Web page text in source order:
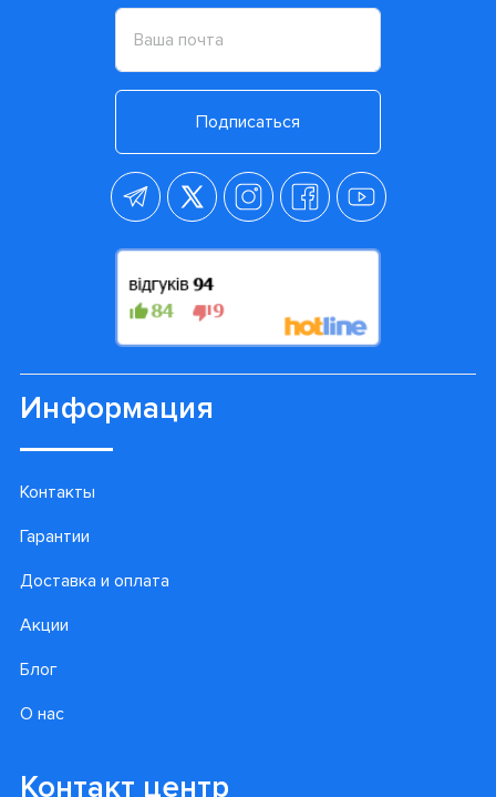
Подписаться
Информация
Контакты
Гарантии
Доставка и оплата
Акции
Блог
О нас
Контакт центр